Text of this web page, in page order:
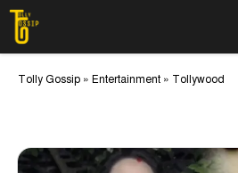
Skip
content
Tolly Gossip » Entertainment » Tollywood